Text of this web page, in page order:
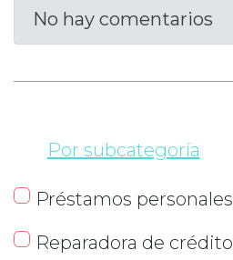
No hay comentarios
Por subcategoría
Préstamos personales
Reparadora de crédito